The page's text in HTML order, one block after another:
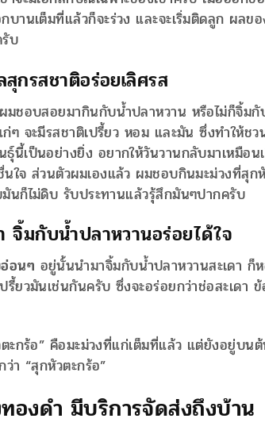
บานเต็มที่แล้วก็จะร่วง และจะเริ่มติดลูก ผลขอ
บ
กรสชาติอร่อยเลิศรส
มชอบสอยมากินกับน้ำปลาหวาน หรือไม่ก็จิ้ม
ๆ จะมีรสชาติเปรี้ยว หอม และมัน ซึ่งทำให้ช
นี้เป็นอย่างยิ่ง อยากให้วันวานกลับมาเหมือน
ใจ ส่วนตัวผมเองแล้ว ผมชอบกินมะม่วงที่สุกหั
นก็ไม่ดิบ รับประทานแล้วรุ้สึกมันๆปากครับ
จิ้มกับน้ำปลาหวานอร่อยได้ใจ
อนๆ อยู่นั้นนำมาจิ้มกับน้ำปลาหวานสะเดา ก็
รี้ยวมันเช่นกันครับ ซึ่งจะอร่อยกว่าช่อสะเดา
ะกร้อ” คือมะม่วงที่แก่เต็มที่แล้ว แต่ยังอยู่บนต้
า “สุกหัวตะกร้อ”
องดำ มีบริการจัดส่งถึงบ้าน